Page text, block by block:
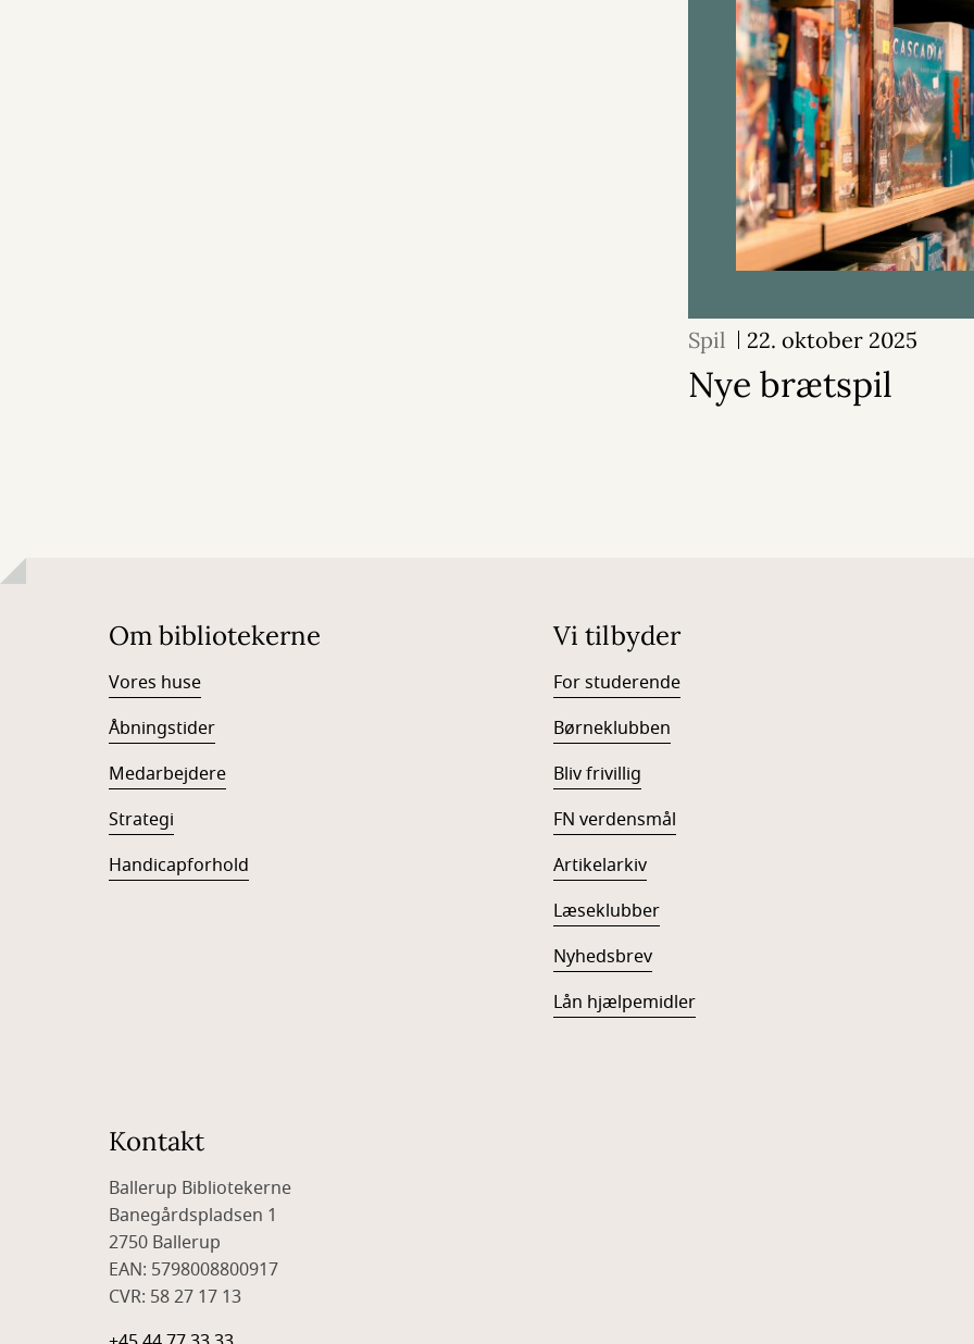
Spil 22. oktober 2025
Nye brætspil
Om bibliotekerne
Vores huse
Åbningstider
Medarbejdere
Strategi
Handicapforhold
Vi tilbyder
For studerende
Børneklubben
Bliv frivillig
FN verdensmål
Artikelarkiv
Læseklubber
Nyhedsbrev
Lån hjælpemidler
Kontakt
Ballerup Bibliotekerne
Banegårdspladsen 1
2750 Ballerup
EAN: 5798008800917
CVR: 58 27 17 13